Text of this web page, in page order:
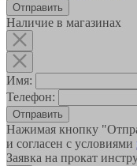
Наличие в магазинах
Имя:
Телефон:
Отправить
Нажимая кнопку
и согласен с условиями
Заявка на прокат